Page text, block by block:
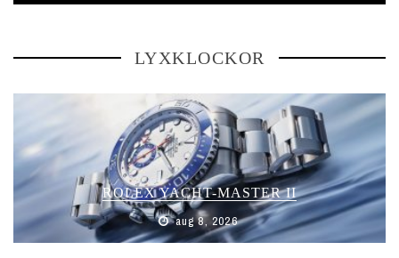
LYXKLOCKOR
ROLEX YACHT-MASTER II
aug 8, 2026